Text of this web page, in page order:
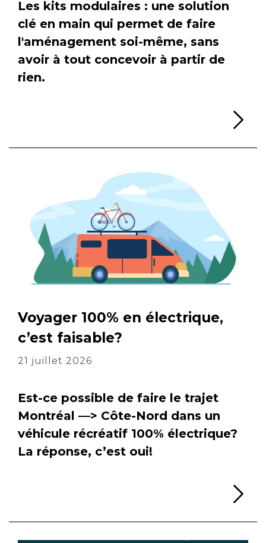
Les kits modulaires : une solution
clé en main qui permet de faire
l'aménagement soi-même, sans
avoir à tout concevoir à partir de
rien.
Voyager 100% en électrique,
c’est faisable?
21 juillet 2026
Est-ce possible de faire le trajet
Montréal —> Côte-Nord dans un
véhicule récréatif 100% électrique?
La réponse, c’est oui!